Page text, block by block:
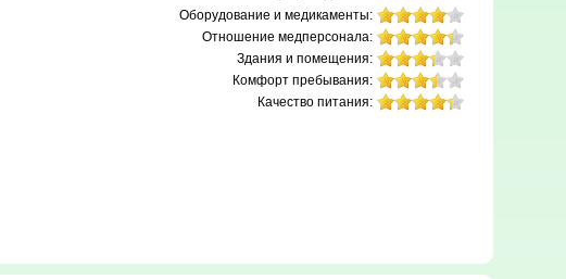
Оборудование и медикаменты:
Отношение медперсонала:
Здания и помещения:
Комфорт пребывания:
Качество питания: